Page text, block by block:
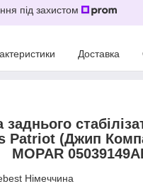
під захистом
Доставка
заднього
Patriot (Джип
MOPAR
Німеччина